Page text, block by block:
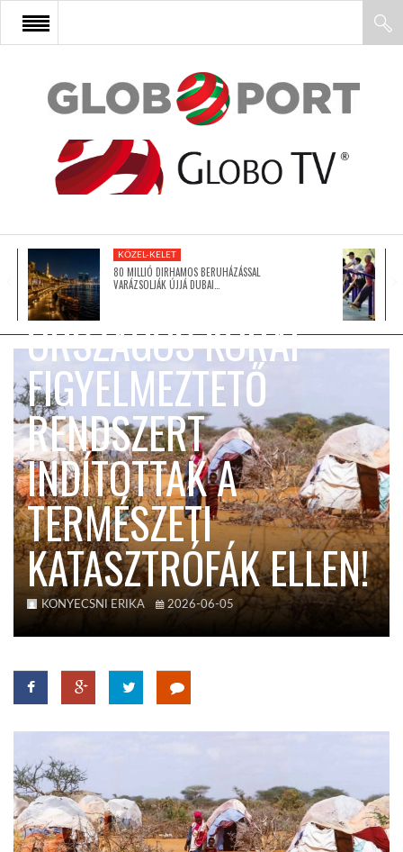
FŐOLDAL
AFRIKA
ÁZSIA
LATIN-AMERIKA
KÖZEL-KELET
AUSZTRÁLIA
A VILÁG ITTHON
GLOBOTV BP
HÍR3D
TROPICALMAGAZIN
KÖZEL-KELET
80 MILLIÓ DIRHAMOS BERUHÁZÁSSAL
VARÁZSOLJÁK ÚJJÁ DUBAI…
FORDULÓPONT
SZOMÁLIÁBAN:
ORSZÁGOS KORAI
FIGYELMEZTETŐ
RENDSZERT
INDÍTOTTAK A
TERMÉSZETI
KATASZTRÓFÁK ELLEN!
KONYECSNI ERIKA 2026-06-05